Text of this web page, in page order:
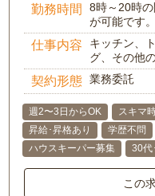
勤務時間
8時～20時
が可能です
仕事内容
キッチン、
グ、その他
契約形態 業務委託
週2〜3日からOK スキマ
昇給･昇格あり
学歴不問
ハウスキーパー募集
30代
この